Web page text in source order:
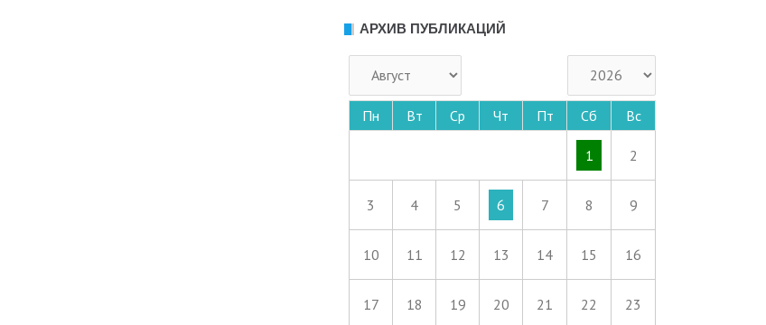
АРХИВ ПУБЛИКАЦИЙ
Пн Вт Ср Чт Пт Сб Вс
1 2
3 4 5 6 7 8 9
10 11 12 13 14 15 16
17 18 19 20 21 22 23